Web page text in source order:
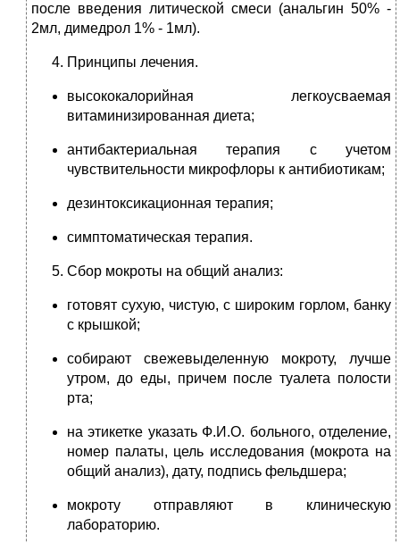
после введения литической смеси (анальгин 50% -
2мл, димедрол 1% - 1мл).
Принципы лечения.
высококалорийная легкоусваемая
витаминизированная диета;
антибактериальная терапия с учетом
чувствительности микрофлоры к антибиотикам;
дезинтоксикационная терапия;
симптоматическая терапия.
Сбор мокроты на общий анализ:
готовят сухую, чистую, с широким горлом, банку
с крышкой;
собирают свежевыделенную мокроту, лучше
утром, до еды, причем после туалета полости
рта;
на этикетке указать Ф.И.О. больного, отделение,
номер палаты, цель исследования (мокрота на
общий анализ), дату, подпись фельдшера;
мокроту отправляют в клиническую
лабораторию.